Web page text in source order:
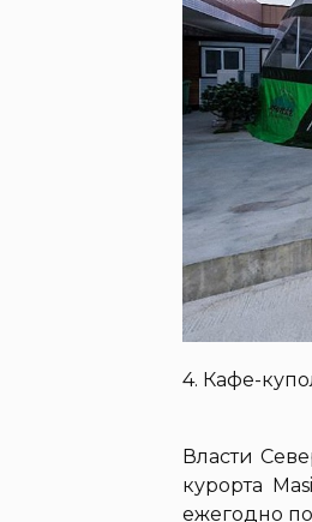
4. Кафе-
Власти
курорта
ежегодно